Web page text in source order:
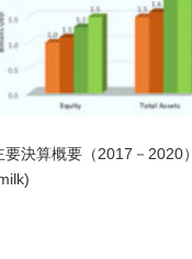
決算概要（2017－2020）